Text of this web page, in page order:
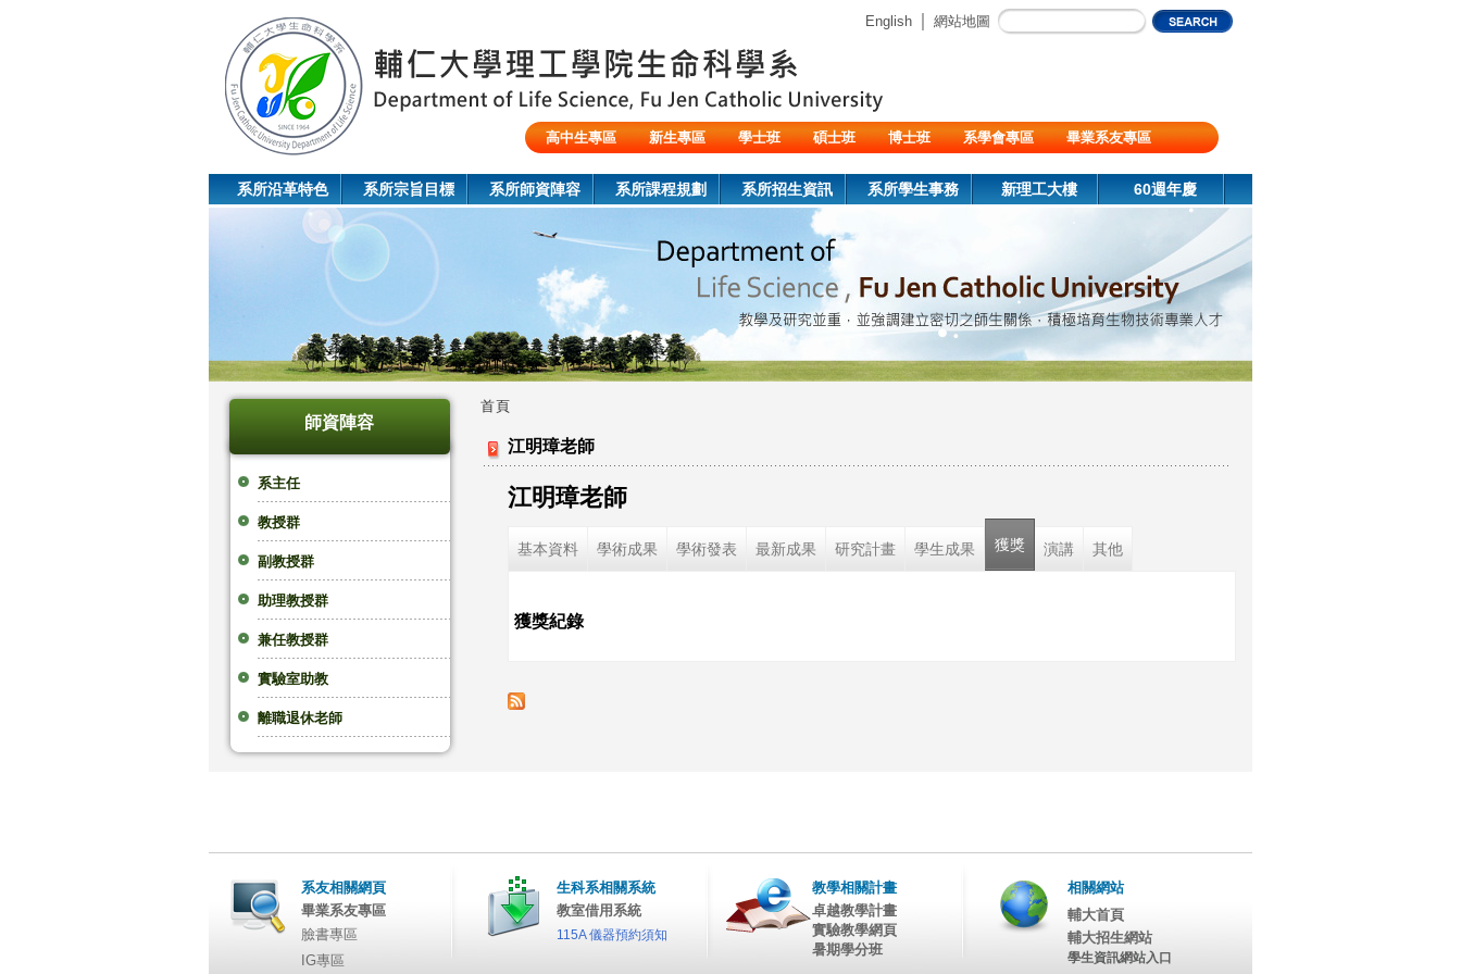
English 網站地圖
高中生專區 新生專區 學士班 碩士班 博士班 系學會專區
畢業系友專區
系所沿革特色 系所宗旨目標 系所師資陣容 系所課程規劃 系所招生資訊 系所學生事務 新理工大樓 60週年慶
師資陣容
系主任
教授群
副教授群
助理教授群
兼任教授群
實驗室助教
離職退休老師
您
首頁
江明璋老師
江明璋老師
基本資料 學術成果 學術發表 最新成果 研究計畫 學生成果 獲獎 演講 其他
獲獎紀錄
系友相關網頁
畢業系友專區
臉書專區
IG專區
生科系相關系統
教室借用系統
115A 儀器預約須知
教學相關計畫
卓越教學計畫
實驗教學網頁
暑期學分班
相關網站
輔大首頁
輔大招生網站
學生資訊網站入口